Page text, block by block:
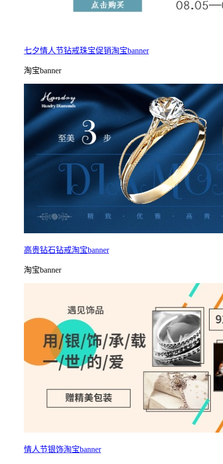
七夕情人节钻戒珠宝促销淘宝banner
淘宝banner
高贵钻石钻戒淘宝banner
淘宝banner
情人节银饰淘宝banner